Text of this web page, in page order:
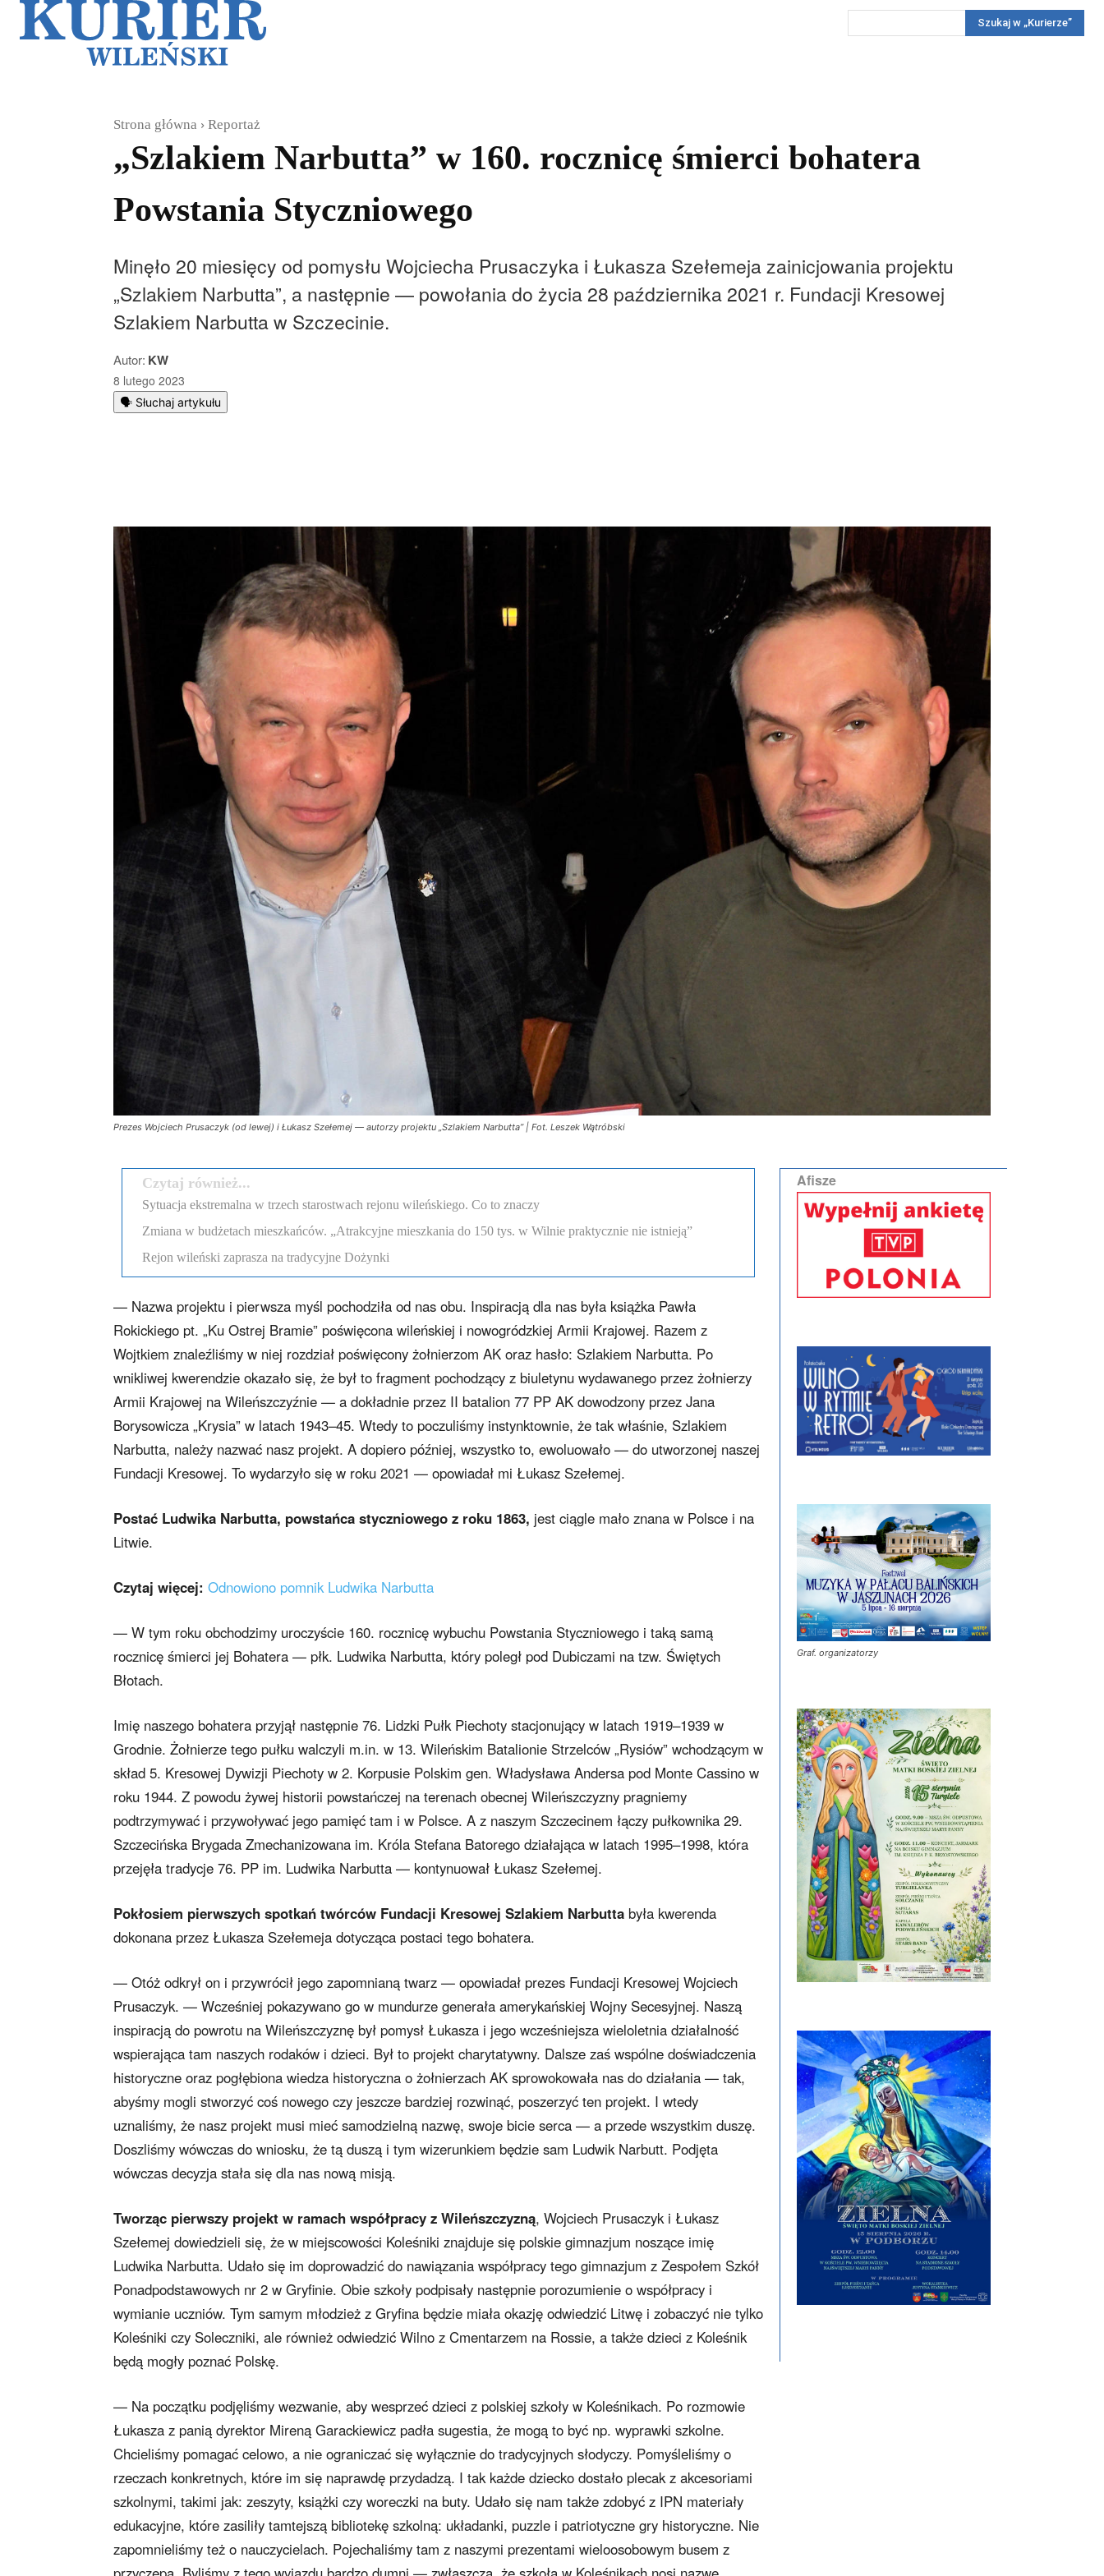
Reportaż KonkursyWięcej
Szukaj w „Kurierze”
Strona główna Reportaż
„Szlakiem Narbutta” w 160. rocznicę śmierci bohatera
Powstania Styczniowego
Minęło 20 miesięcy od pomysłu Wojciecha Prusaczyka i Łukasza Szełemeja zainicjowania projektu
„Szlakiem Narbutta”, a następnie — powołania do życia 28 października 2021 r. Fundacji Kresowej
Szlakiem Narbutta w Szczecinie.
Autor: KW
8 lutego 2023
🗣️ Słuchaj artykułu
Prezes Wojciech Prusaczyk (od lewej) i Łukasz Szełemej — autorzy projektu „Szlakiem Narbutta” | Fot. Leszek Wątróbski
Czytaj również...
Sytuacja ekstremalna w trzech starostwach rejonu wileńskiego. Co to znaczy
Zmiana w budżetach mieszkańców. „Atrakcyjne mieszkania do 150 tys. w Wilnie praktycznie nie istnieją”
Rejon wileński zaprasza na tradycyjne Dożynki
— Nazwa projektu i pierwsza myśl pochodziła od nas obu. Inspiracją dla nas była książka Pawła
Rokickiego pt. „Ku Ostrej Bramie” poświęcona wileńskiej i nowogródzkiej Armii Krajowej. Razem z
Wojtkiem znaleźliśmy w niej rozdział poświęcony żołnierzom AK oraz hasło: Szlakiem Narbutta. Po
wnikliwej kwerendzie okazało się, że był to fragment pochodzący z biuletynu wydawanego przez żołnierzy
Armii Krajowej na Wileńszczyźnie — a dokładnie przez II batalion 77 PP AK dowodzony przez Jana
Borysowicza „Krysia” w latach 1943–45. Wtedy to poczuliśmy instynktownie, że tak właśnie, Szlakiem
Narbutta, należy nazwać nasz projekt. A dopiero później, wszystko to, ewoluowało — do utworzonej naszej
Fundacji Kresowej. To wydarzyło się w roku 2021 — opowiadał mi Łukasz Szełemej.
Postać Ludwika Narbutta, powstańca styczniowego z roku 1863, jest ciągle mało znana w Polsce i na
Litwie.
Czytaj więcej: Odnowiono pomnik Ludwika Narbutta
— W tym roku obchodzimy uroczyście 160. rocznicę wybuchu Powstania Styczniowego i taką samą
rocznicę śmierci jej Bohatera — płk. Ludwika Narbutta, który poległ pod Dubiczami na tzw. Świętych
Błotach.
Imię naszego bohatera przyjął następnie 76. Lidzki Pułk Piechoty stacjonujący w latach 1919–1939 w
Grodnie. Żołnierze tego pułku walczyli m.in. w 13. Wileńskim Batalionie Strzelców „Rysiów” wchodzącym w
skład 5. Kresowej Dywizji Piechoty w 2. Korpusie Polskim gen. Władysława Andersa pod Monte Cassino w
roku 1944. Z powodu żywej historii powstańczej na terenach obecnej Wileńszczyzny pragniemy
podtrzymywać i przywoływać jego pamięć tam i w Polsce. A z naszym Szczecinem łączy pułkownika 29.
Szczecińska Brygada Zmechanizowana im. Króla Stefana Batorego działająca w latach 1995–1998, która
przejęła tradycje 76. PP im. Ludwika Narbutta — kontynuował Łukasz Szełemej.
Pokłosiem pierwszych spotkań twórców Fundacji Kresowej Szlakiem Narbutta była kwerenda
dokonana przez Łukasza Szełemeja dotycząca postaci tego bohatera.
— Otóż odkrył on i przywrócił jego zapomnianą twarz — opowiadał prezes Fundacji Kresowej Wojciech
Prusaczyk. — Wcześniej pokazywano go w mundurze generała amerykańskiej Wojny Secesyjnej. Naszą
inspiracją do powrotu na Wileńszczyznę był pomysł Łukasza i jego wcześniejsza wieloletnia działalność
wspierająca tam naszych rodaków i dzieci. Był to projekt charytatywny. Dalsze zaś wspólne doświadczenia
historyczne oraz pogłębiona wiedza historyczna o żołnierzach AK sprowokowała nas do działania — tak,
abyśmy mogli stworzyć coś nowego czy jeszcze bardziej rozwinąć, poszerzyć ten projekt. I wtedy
uznaliśmy, że nasz projekt musi mieć samodzielną nazwę, swoje bicie serca — a przede wszystkim duszę.
Doszliśmy wówczas do wniosku, że tą duszą i tym wizerunkiem będzie sam Ludwik Narbutt. Podjęta
wówczas decyzja stała się dla nas nową misją.
Tworząc pierwszy projekt w ramach współpracy z Wileńszczyzną, Wojciech Prusaczyk i Łukasz
Szełemej dowiedzieli się, że w miejscowości Koleśniki znajduje się polskie gimnazjum noszące imię
Ludwika Narbutta. Udało się im doprowadzić do nawiązania współpracy tego gimnazjum z Zespołem Szkół
Ponadpodstawowych nr 2 w Gryfinie. Obie szkoły podpisały następnie porozumienie o współpracy i
wymianie uczniów. Tym samym młodzież z Gryfina będzie miała okazję odwiedzić Litwę i zobaczyć nie tylko
Koleśniki czy Soleczniki, ale również odwiedzić Wilno z Cmentarzem na Rossie, a także dzieci z Koleśnik
będą mogły poznać Polskę.
— Na początku podjęliśmy wezwanie, aby wesprzeć dzieci z polskiej szkoły w Koleśnikach. Po rozmowie
Łukasza z panią dyrektor Mireną Garackiewicz padła sugestia, że mogą to być np. wyprawki szkolne.
Chcieliśmy pomagać celowo, a nie ograniczać się wyłącznie do tradycyjnych słodyczy. Pomyśleliśmy o
rzeczach konkretnych, które im się naprawdę przydadzą. I tak każde dziecko dostało plecak z akcesoriami
szkolnymi, takimi jak: zeszyty, książki czy woreczki na buty. Udało się nam także zdobyć z IPN materiały
edukacyjne, które zasiliły tamtejszą bibliotekę szkolną: układanki, puzzle i patriotyczne gry historyczne. Nie
zapomnieliśmy też o nauczycielach. Pojechaliśmy tam z naszymi prezentami wieloosobowym busem z
Afisze
Graf. organizatorzy